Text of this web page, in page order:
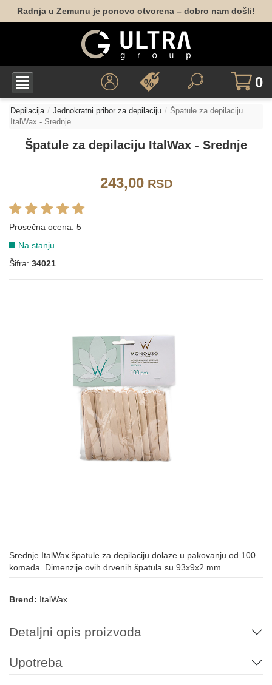
Radnja u Zemunu je ponovo otvorena – dobro nam došli!
0
Depilacija Jednokratni pribor za depilaciju
Špatule za depilaciju
ItalWax - Srednje
Špatule za depilaciju ItalWax - Srednje
243,00RSD
Prosečna ocena: 5
Na stanju
Šifra: 34021
Srednje ItalWax špatule za depilaciju dolaze u pakovanju od 100
komada. Dimenzije ovih drvenih špatula su 93x9x2 mm.
Brend: ItalWax
Detaljni opis proizvoda
Upotreba